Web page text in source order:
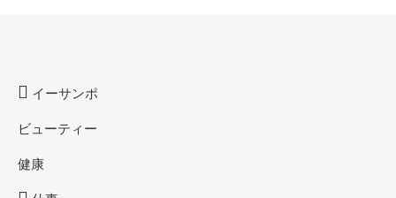
イーサンポ
ビューティー
健康